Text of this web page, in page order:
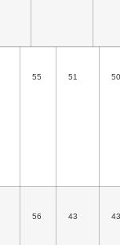
55 51 50
56 43 43